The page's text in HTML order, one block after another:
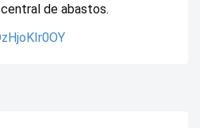
de abastos.